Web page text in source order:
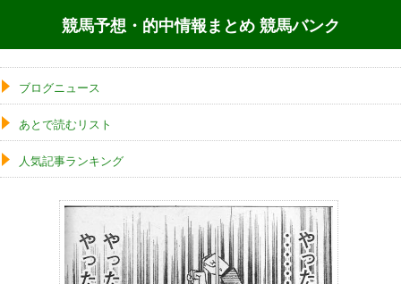
競馬予想・的中情報まとめ 競馬バンク
ブログニュース
あとで読むリスト
人気記事ランキング